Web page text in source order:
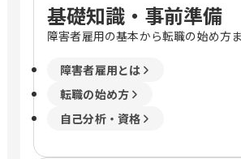
基礎知識・事前準備
障害者雇用の基本から転職の始め方
障害者雇用とは
転職の始め方
自己分析・資格